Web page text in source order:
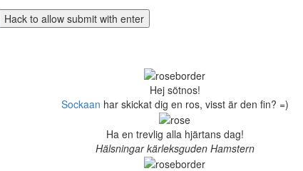
Hej sötnos!
Sockaan har skickat dig en ros, visst är den fin? =)
Ha en trevlig alla hjärtans dag!
Hälsningar kärleksguden Hamstern